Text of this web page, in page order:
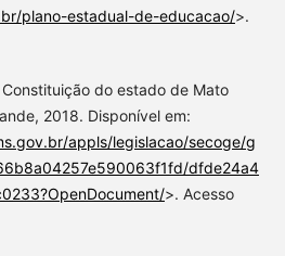
plano-estadual-de-educacao/>.
Constituição do estado de Mato
2018. Disponível em:
appls/legislacao/secoge/g
dfde24a4
>. Acesso